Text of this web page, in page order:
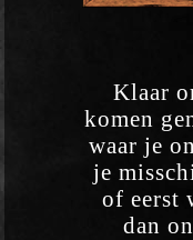
Klaar
komen
waar je
je
of eerst
dan